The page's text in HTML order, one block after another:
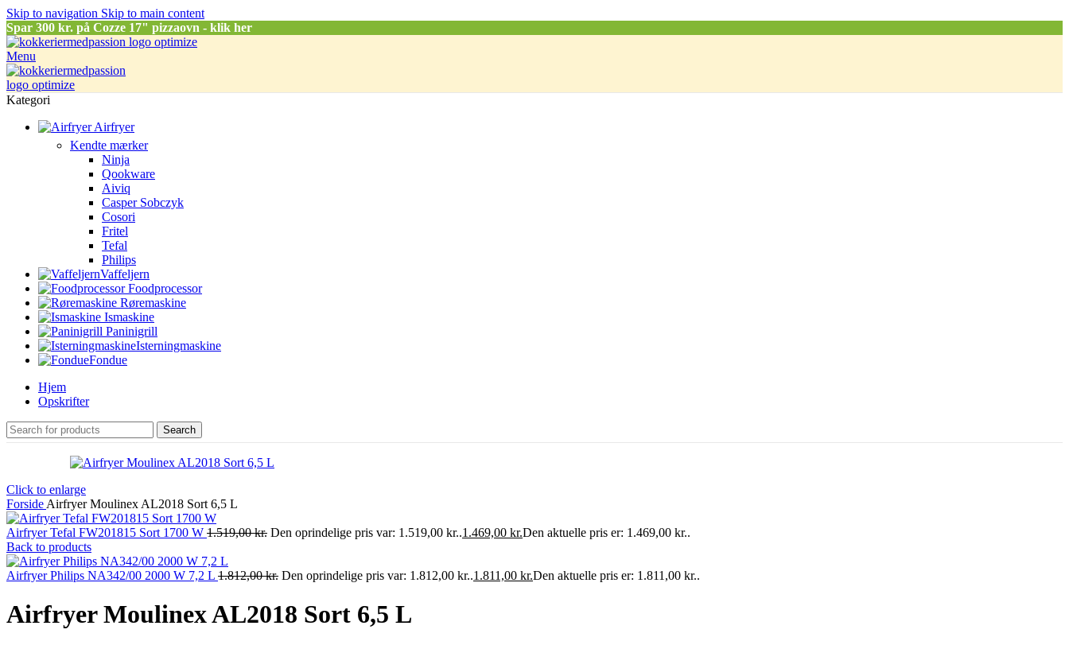
Skip to navigation Skip to main content
Spar 300 kr. på Cozze 17" pizzaovn - klik her
Menu
Kategori
Airfryer
Kendte mærker
Ninja
Qookware
Aiviq
Casper Sobczyk
Cosori
Fritel
Tefal
Philips
Vaffeljern
Foodprocessor
Røremaskine
Ismaskine
Paninigrill
Isterningmaskine
Fondue
Hjem
Opskrifter
Search
Click to enlarge
Forside Airfryer Moulinex AL2018 Sort 6,5 L
Airfryer Tefal FW201815 Sort 1700 W 1.519,00kr. Den oprindelige pris var: 1.519,00 kr..1.469,00 kr.Den aktuelle pris er: 1.469,00 kr..
Back to products
Airfryer Philips NA342/00 2000 W 7,2 L 1.812,00kr. Den oprindelige pris var: 1.812,00 kr..1.811,00 kr.Den aktuelle pris er: 1.811,00 kr..
Airfryer Moulinex AL2018 Sort 6,5 L